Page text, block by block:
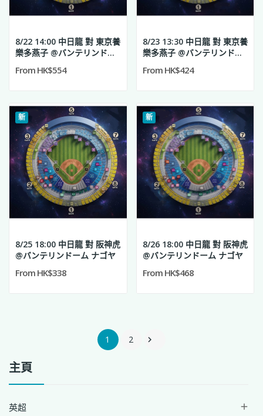
主頁
英超 
8/22 14:00 中日龍 對 東京養
樂多燕子 @バンテリンドー
From HK$554
8/23 13:30 中日龍 對 東京養
樂多燕子 @バンテリンドー
From HK$424
新
8/25 18:00 中日龍 對 阪神虎
@バンテリンドーム ナゴヤ
From HK$338
新
8/26 18:00 中日龍 對 阪神虎
@バンテリンドーム ナゴヤ
From HK$468
1 2 